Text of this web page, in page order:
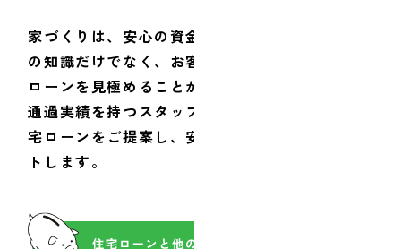
家づくりは、安心の資金計画から。 住宅ローン
の知識だけでなく、お客様の生活環境に最適な
ローンを見極めることが大切です。500件以上の
通過実績を持つスタッフが、あなたの最適な住
宅ローンをご提案し、安心の家づくりをサポー
トします。